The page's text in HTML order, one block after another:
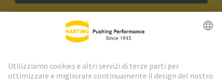
Newsletter HARTING